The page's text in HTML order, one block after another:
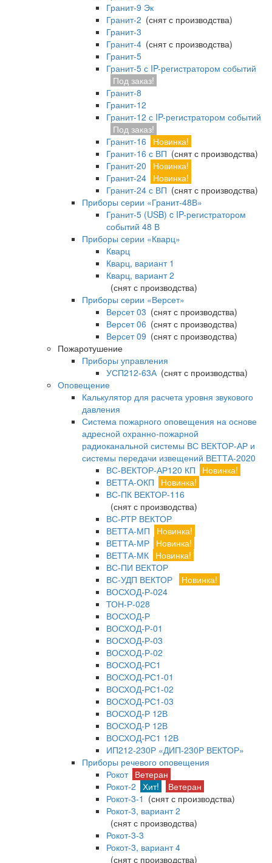
Гранит-9 Эк
Гранит-2 (снят с производства)
Гранит-3
Гранит-4 (снят с производства)
Гранит-5
Гранит-5 с IP-регистратором событий
Под заказ!
Гранит-8
Гранит-12
Гранит-12 с IP-регистратором событий
Под заказ!
Гранит-16
Новинка!
Гранит-16 с ВП (снят с производства)
Гранит-20
Новинка!
Гранит-24 Новинка!
Гранит-24 с ВП (снят с производства)
Приборы серии «Гранит-48В»
Гранит-5 (USB) c IP-регистратором
событий 48 В
Приборы серии «Кварц»
Кварц
Кварц, вариант 1
Кварц, вариант 2
(снят с производства)
Приборы серии «Версет»
Версет 03 (снят с производства)
Версет 06 (снят с производства)
Версет 09 (снят с производства)
Пожаротушение
Приборы управления
УСП212-63А(снят с производства)
Оповещение
Калькулятор для расчета уровня звукового
давления
Система пожарного оповещения на основе
адресной охранно-пожарной
радиоканальной системы ВС ВЕКТОР-АР и
системы передачи извещений ВЕТТА-2020
ВС-ВЕКТОР-АР120 КП
Новинка!
ВЕТТА-ОКП
Новинка!
ВС-ПК ВЕКТОР-116
(снят с производства)
ВС-РТР ВЕКТОР
ВЕТТА-МП
Новинка!
ВЕТТА-МР Новинка!
ВЕТТА-МК Новинка!
ВС-ПИ ВЕКТОР
ВС-УДП ВЕКТОР
Новинка!
ВОСХОД-Р-024
ТОН-Р-028
ВОСХОД-Р
ВОСХОД-Р-01
ВОСХОД-Р-03
ВОСХОД-Р-02
ВОСХОД-РС1
ВОСХОД-РС1-01
ВОСХОД-РС1-02
ВОСХОД-РС1-03
ВОСХОД-Р 12В
ВОСХОД-Р 12В
ВОСХОД-РС1 12В
ИП212-230Р «ДИП-230Р ВЕКТОР»
Приборы речевого оповещения
Рокот Ветеран
Рокот-2 Хит!
Ветеран
Рокот-3-1 (снят с производства)
Рокот-3, вариант 2
(снят с производства)
Рокот-3-3
Рокот-3, вариант 4
(снят с производства)